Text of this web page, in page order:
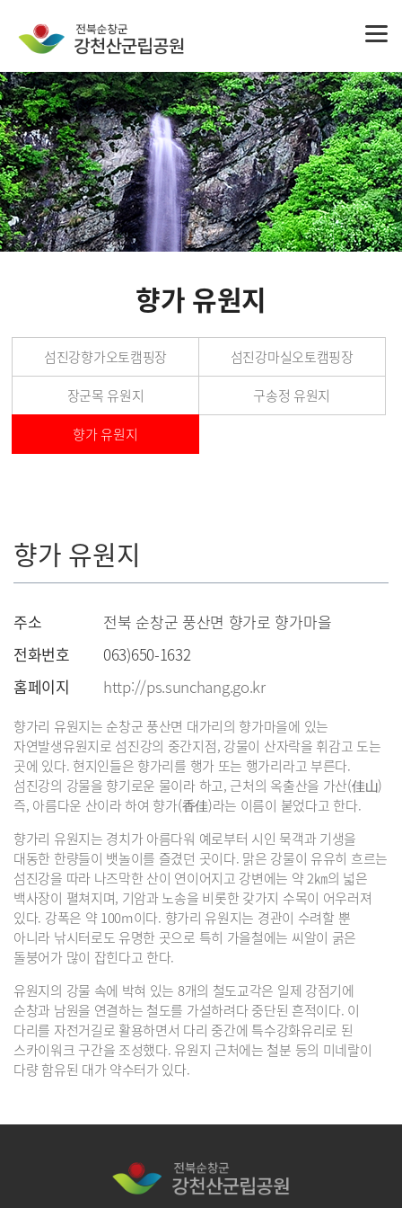
향가 유원지
섬진강향가오토캠핑장
섬진강마실오토캠핑장
장군목 유원지
구송정 유원지
향가 유원지
향가 유원지
주소
전북 순창군 풍산면 향가로 향가마을
전화번호
063)650-1632
홈페이지
http://ps.sunchang.go.kr
향가리 유원지는 순창군 풍산면 대가리의 향가마을에 있는
자연발생유원지로 섬진강의 중간지점, 강물이 산자락을 휘감고 도는
곳에 있다. 현지인들은 향가리를 행가 또는 행가리라고 부른다.
섬진강의 강물을 향기로운 물이라 하고, 근처의 옥출산을 가산(佳山)
즉, 아름다운 산이라 하여 향가(香佳)라는 이름이 붙었다고 한다.
향가리 유원지는 경치가 아름다워 예로부터 시인 묵객과 기생을
대동한 한량들이 뱃놀이를 즐겼던 곳이다. 맑은 강물이 유유히 흐르는
섬진강을 따라 나즈막한 산이 연이어지고 강변에는 약 2㎞의 넓은
백사장이 펼쳐지며, 기암과 노송을 비롯한 갖가지 수목이 어우러져
있다. 강폭은 약 100m이다. 향가리 유원지는 경관이 수려할 뿐
아니라 낚시터로도 유명한 곳으로 특히 가을철에는 씨알이 굵은
돌붕어가 많이 잡힌다고 한다.
유원지의 강물 속에 박혀 있는 8개의 철도교각은 일제 강점기에
순창과 남원을 연결하는 철도를 가설하려다 중단된 흔적이다. 이
다리를 자전거길로 활용하면서 다리 중간에 특수강화유리로 된
스카이워크 구간을 조성했다. 유원지 근처에는 철분 등의 미네랄이
다량 함유된 대가 약수터가 있다.